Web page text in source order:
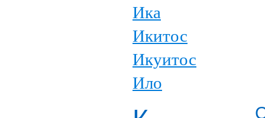
Ика
Икитос
Икуитос
Ило